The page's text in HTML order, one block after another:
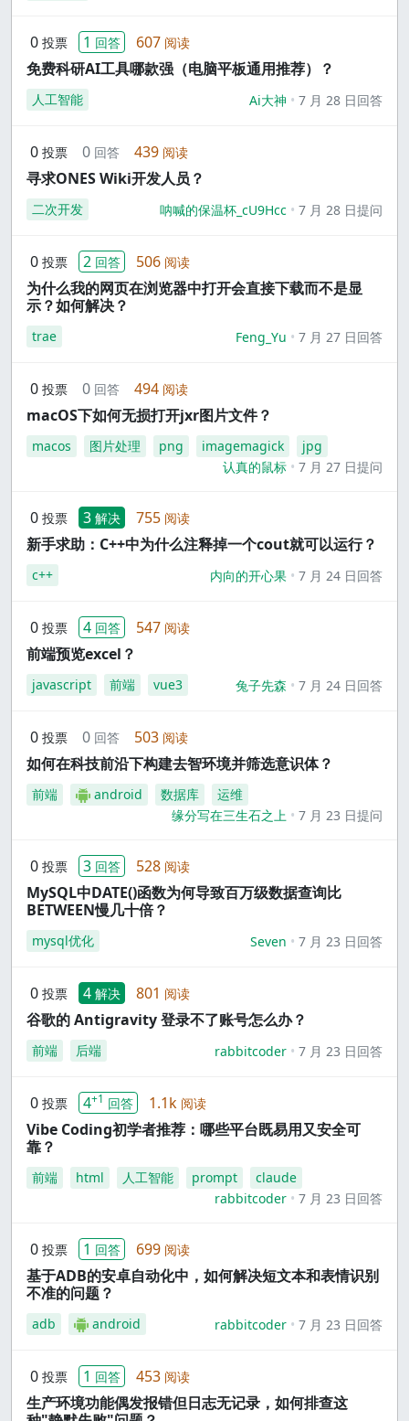
0 投票 1 回答 607 阅读
免费科研AI工具哪款强（电脑平板通用推荐）？
人工智能 Ai大神 7 月 28 日回答
0 投票 0 回答 439 阅读
寻求ONES Wiki开发人员？
二次开发 呐喊的保温杯_cU9Hcc 7 月 28 日提问
0 投票 2 回答 506 阅读
为什么我的网页在浏览器中打开会直接下载而不是显
示？如何解决？
trae Feng_Yu 7 月 27 日回答
0 投票 0 回答 494 阅读
macOS下如何无损打开jxr图片文件？
macos 图片处理 png imagemagick
jpg
认真的鼠标
7 月 27 日提问
0 投票 3 解决 755 阅读
新手求助：C++中为什么注释掉一个cout就可以运行？
c++ 内向的开心果 7 月 24 日回答
0 投票 4 回答 547 阅读
前端预览excel？
javascript 前端 vue3 兔子先森 7 月 24 日回答
0 投票 0 回答 503 阅读
如何在科技前沿下构建去智环境并筛选意识体？
前端 android 数据库
运维
缘分写在三生石之上
7 月 23 日提问
0 投票 3 回答 528 阅读
MySQL中DATE()函数为何导致百万级数据查询比
BETWEEN慢几十倍？
mysql优化 Seven 7 月 23 日回答
0 投票 4 解决 801 阅读
谷歌的 Antigravity 登录不了账号怎么办？
前端 后端 rabbitcoder 7 月 23 日回答
0 投票 4+1 回答 1.1k 阅读
Vibe Coding初学者推荐：哪些平台既易用又安全可
靠？
前端 html 人工智能 prompt
claude
rabbitcoder
7 月 23 日回答
0 投票 1 回答 699 阅读
基于ADB的安卓自动化中，如何解决短文本和表情识别
不准的问题？
adb android rabbitcoder 7 月 23 日回答
0 投票 1 回答 453 阅读
生产环境功能偶发报错但日志无记录，如何排查这